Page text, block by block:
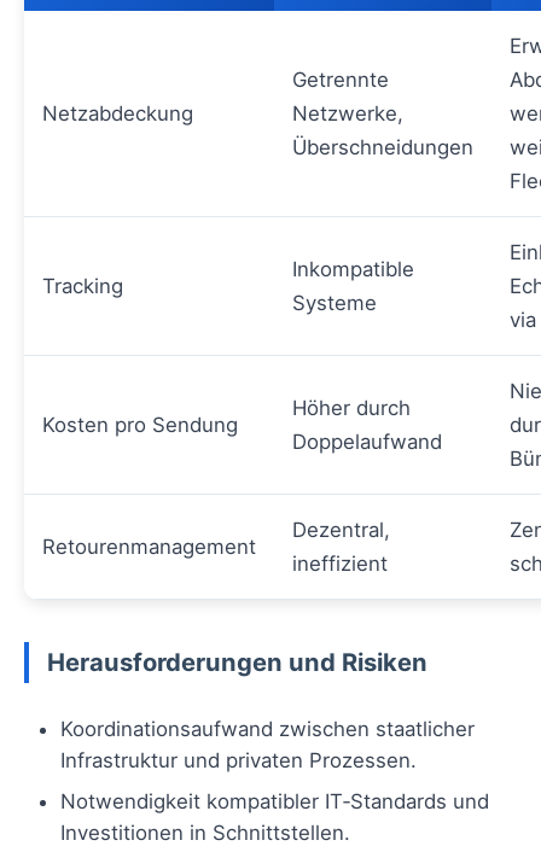
Netzabdeckung
Getrennte
Netzwerke,
Überschneidungen
Tracking
Inkompatible
Systeme
via
Kosten pro Sendung
Höher durch
Doppelaufwand
Retourenmanagement
Dezentral,
ineffizient
Herausforderungen und Risiken
Koordinationsaufwand zwischen staatlicher
Infrastruktur und privaten Prozessen.
Notwendigkeit kompatibler IT‑Standards und
Investitionen in Schnittstellen.